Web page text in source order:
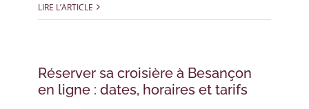
LIRE L’ARTICLE
Réserver sa croisière à Besançon
en ligne : dates, horaires et tarifs